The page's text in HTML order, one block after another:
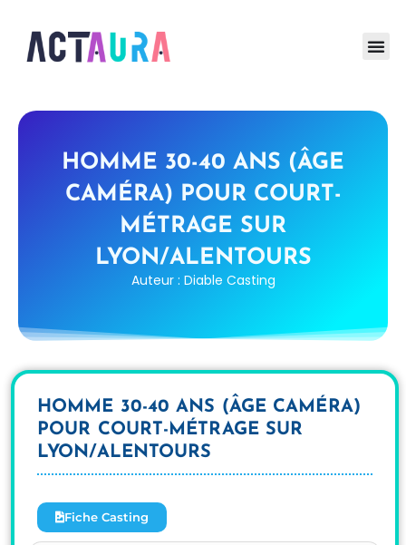
HOMME 30-40 ANS (ÂGE
CAMÉRA) POUR COURT-
MÉTRAGE SUR
LYON/ALENTOURS
Auteur : Diable Casting
HOMME 30-40 ANS (ÂGE CAMÉRA)
POUR COURT-MÉTRAGE SUR
LYON/ALENTOURS
Fiche Casting